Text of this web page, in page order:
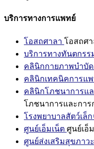
บริการทางการแพทย์
โอสถศาลา โอสถศา
บริการทางทันตกรร
คลินิกกายภาพบำบัด
คลินิกเทคนิคการแ
คลินิกโภชนาการแ
โภชนาการและกา
โรงพยาบาลสัตว์เล็
ศูนย์เอ็มเน็ต ศูนย์เอ็
ศูนย์ส่งเสริมสุขภาว